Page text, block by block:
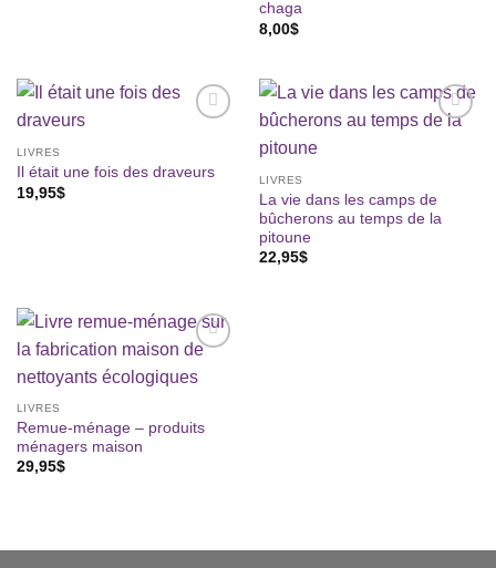
chaga
8,00$
souhaits
LIVRES
Il était une fois des draveurs
19,95$
LIVRES
La vie dans les camps de
bûcherons au temps de la
pitoune
22,95$
à la liste
LIVRES
Remue-ménage – produits
ménagers maison
29,95$